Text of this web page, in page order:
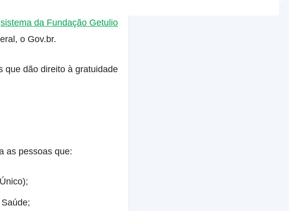
sistema da Fundação Getulio
o Gov.br.
que dão direito à gratuidade
as pessoas que: